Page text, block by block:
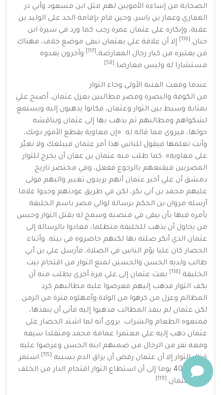
الصحابة من إساءة الأمويين لهم مثل ابن مسعود وأبي ذر
الغفاري وعمار بن ياسر، وحين قام بإقامة الحد على الوليد بن
عقبة، وإنكاره على عثمان عمرة رجب كما ورد في سيرة ابن
حبان.
إلا أن علاقة علي بعثمان تبقى موضع خلاف، فهناك
من يعتبره من كبار رجال المعارضة،
وآخرون يعدوه
مستشارا له وليس معارضا.
عندما وقعت الفتنة الأولى وجاء الثوار
من الكوفة والبصرة ومصرمطالبين بعزل عثمان، أصبح علي
بمثابة وسيط بين الثوار وعثمان، فكانوا يذهبون إليه ويستمع
لشكواهم ومطالبهم ثم يذهب بها إلى عثمان ويناقشه
حولها، فيروى مما قاله له: «إن معاوية يقطع الأمور دونك،
وأنت تعلمها فيقول للناس هذا أمر عثمان فيبلغك ولا تغيّر
على معاوية». كما طلب منه عثمان بن عفان أن يخرج للثوار
المصريين فيقنعهم بالرجوع ففعل، وفي مختصر تاريخ
دمشق أن علي أخبر عثمان أنهم يريدون تغيير واليهم فولى
عليهم محمد بن أبي بكر، لكن في طريق عودتهم وجدوا غلاما
أرسله مروان بن الحكم برسالة لوالي مصر باسم الخليفة
يأمره فيها بأن يبقى في منصبه وسمح له بقتل الثوار وحبس
من يحاول أن يذهب للخليفة متظلما، فعادوا بالرسالة إلى
عثمان الذي أنكر صلته بها لكنهم حاصروه في بيته. وأثناء
الحصار كان عليا يؤم الناس في الصلاة، فأرسل علي بن أبي
طالب ولديه الحسن والحسين لمنع الثوار من اقتحام بيت
الخليفة.
بعث عثمان إلى علي مرة أخرى يطلب منه أن
يكف الثوار فذهب إليهم فعرضوا عليه مطالبهم كرد
المظالم وعزل من كرهوا من الولاة وأمهلوه فترة من الزمن
لكن عثمان لم ينفذ المطالب فذهبوا إليه فأبى أن ينفذها،
فمنعوه الطعام والشراب. يروى أنه لما اشتد الحصار على
عثمان ذهب إليه علي معتمرا عمامة محمد ومتقلدا سيفه
ومعه نفر من الرجال من ضمنهم ابنه الحسن وعرضوا عليه
قتال الثوار إلا أن عثمان رفض أن يراق الدم بسببه.
استمر
الحصار 40 يوما إلى أن استطاع الثوار اقتحام الدار من الخلف
وقتل عثمان.